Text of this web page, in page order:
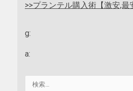
>>プランテル購入術【激安,最
g:
a: